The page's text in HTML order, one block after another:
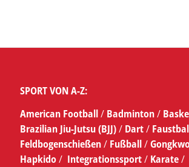
SPORT VON A-Z:
American Football/ Badminton/
Brazilian Jiu-Jutsu (BJJ)/ Dart/
Feldbogenschießen/ Fußball/
Hapkido/ Integrationssport/ Karate/